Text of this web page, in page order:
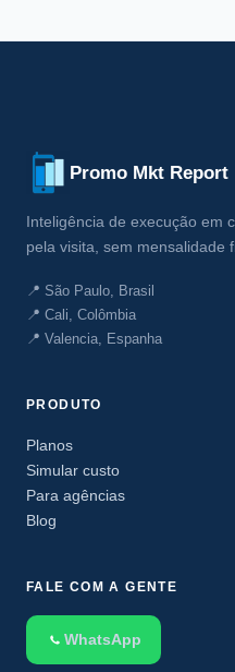
Promo Mkt Report
Inteligência de execução em
pela visita, sem mensalidade
📍 São Paulo, Brasil
📍 Cali, Colômbia
📍 Valencia, Espanha
PRODUTO
Planos
Simular custo
Para agências
Blog
FALE COM A GENTE
WhatsApp